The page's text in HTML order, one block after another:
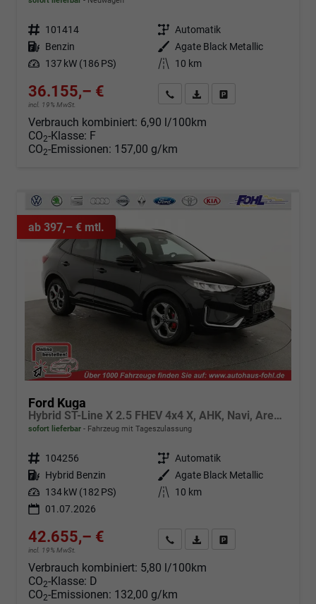
Fahrzeugnr. 101414 Getriebe Automatik
Kraftstoff Benzin Außenfarbe Agate Black Metallic
Leistung 137 kW (186 PS) Kilometerstand 10 km
36.155,– €
incl. 19% MwSt.
Angebot anfordern
Fahrzeugexpose (PDF)
Verbrauch kombiniert: 6,90 l/100km
CO2-Klasse: F
CO2-Emissionen: 157,00 g/km
ab 397,– € mtl.
Ford Kuga
Hybrid ST-Line X 2.5 FHEV 4x4 X, AHK, Navi, AreaView, Sound, Side, el. Klappe, Winter, 5 J.-Garantie
sofort lieferbar Fahrzeug mit Tageszulassung
Fahrzeugnr. 104256 Getriebe Automatik
Kraftstoff Hybrid Benzin Außenfarbe Agate Black Metallic
Leistung 134 kW (182 PS) Kilometerstand
10 km
01.07.2026
42.655,– €
incl. 19% MwSt.
Angebot anfordern
Fahrzeugexpose (PDF)
Verbrauch kombiniert: 5,80 l/100km
CO2-Klasse: D
CO2-Emissionen: 132,00 g/km